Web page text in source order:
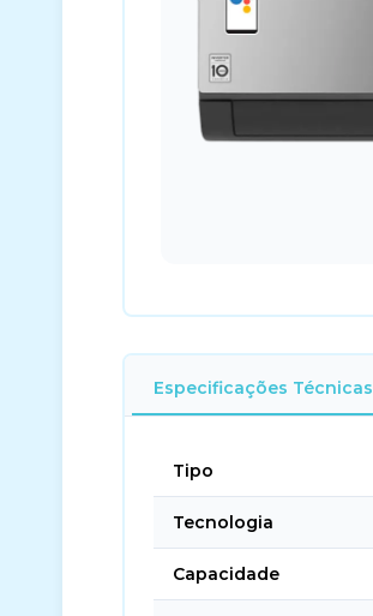
Especificações Técnicas
Tipo
Tecnologia
Capacidade